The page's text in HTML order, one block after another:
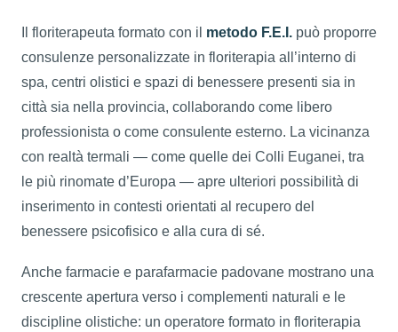
Il floriterapeuta formato con il metodo F.E.I. può proporre
consulenze personalizzate in floriterapia all’interno di
spa, centri olistici e spazi di benessere presenti sia in
città sia nella provincia, collaborando come libero
professionista o come consulente esterno. La vicinanza
con realtà termali — come quelle dei Colli Euganei, tra
le più rinomate d’Europa — apre ulteriori possibilità di
inserimento in contesti orientati al recupero del
benessere psicofisico e alla cura di sé.
Anche farmacie e parafarmacie padovane mostrano una
crescente apertura verso i complementi naturali e le
discipline olistiche: un operatore formato in floriterapia